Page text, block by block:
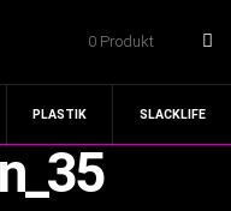
0 Produkt
PLASTIK SLACKLIFE